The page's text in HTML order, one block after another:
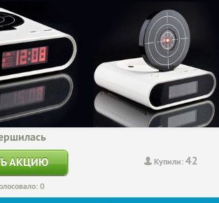
Купили:42
АКЦИЮ
0